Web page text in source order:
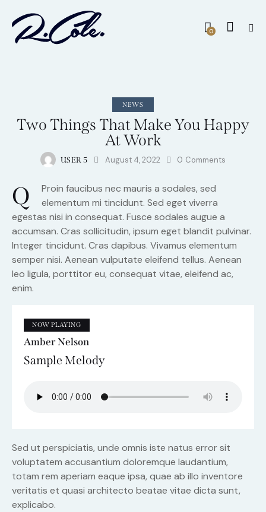
0
NEWS
Two Things That Make You Happy
At Work
USER 5 August 4, 2022 0 Comments
Q
Proin faucibus nec mauris a sodales, sed
elementum mi tincidunt. Sed eget viverra
egestas nisi in consequat. Fusce sodales augue a
accumsan. Cras sollicitudin, ipsum eget blandit pulvinar.
Integer tincidunt. Cras dapibus. Vivamus elementum
semper nisi. Aenean vulputate eleifend tellus. Aenean
leo ligula, porttitor eu, consequat vitae, eleifend ac,
enim.
NOW PLAYING
Amber Nelson
Sample Melody
Sed ut perspiciatis, unde omnis iste natus error sit
voluptatem accusantium doloremque laudantium,
totam rem aperiam eaque ipsa, quae ab illo inventore
veritatis et quasi architecto beatae vitae dicta sunt,
explicabo.